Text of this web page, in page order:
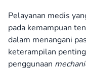
Pelayanan medis
pada kemampuan
dalam menangani
keterampilan
penggunaan